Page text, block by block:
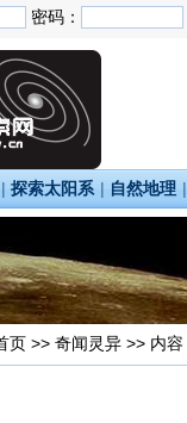
密码：
| 探索太阳系 | 自然地理 |
页 >> 奇闻灵异 >> 内容